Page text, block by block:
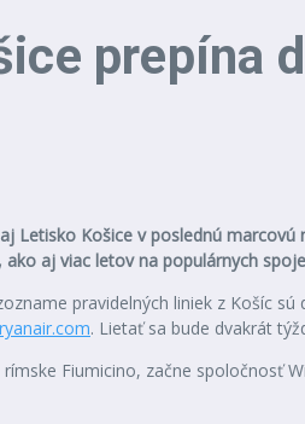
prepína
Letisko Košice v poslednú
aj viac letov na populárnych
pravidelných liniek z Košíc
. Lietať sa bude dvakrát
Fiumicino, začne spoločnosť